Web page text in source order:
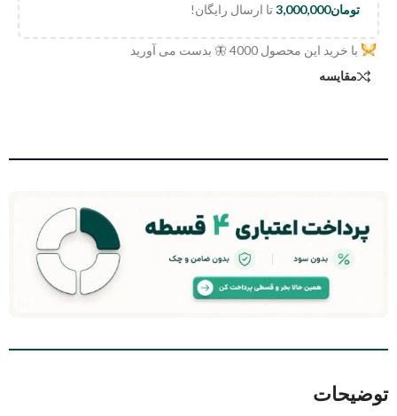
تومان3,000,000تا ارسال رایگان!
با خرید این محصول 4000 🦋 بدست می آورید
مقایسه
توضیحات